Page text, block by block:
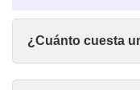
¿Cuánto cuesta